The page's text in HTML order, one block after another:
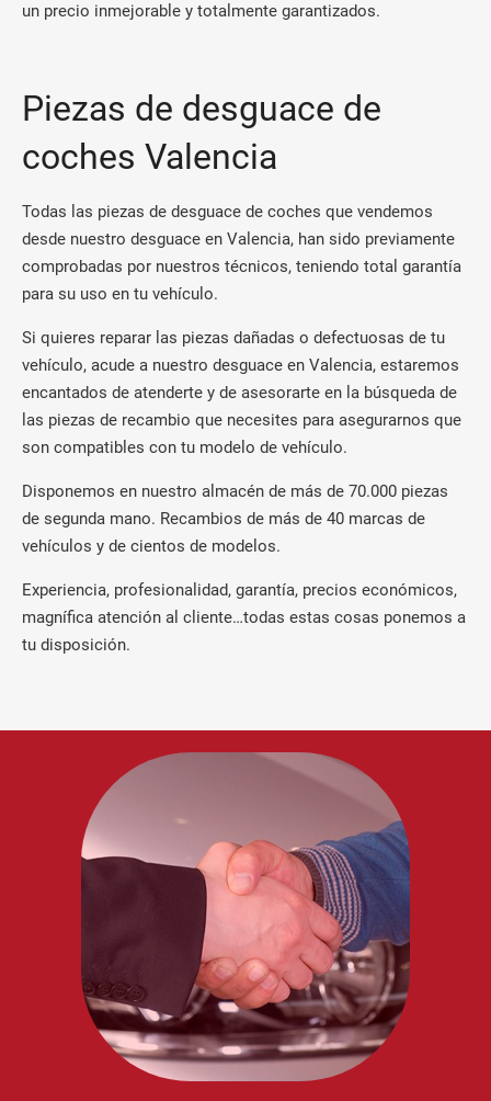
un precio inmejorable y totalmente garantizados.
Piezas de desguace de
coches Valencia
Todas las piezas de desguace de coches que vendemos
desde nuestro desguace en Valencia, han sido previamente
comprobadas por nuestros técnicos, teniendo total garantía
para su uso en tu vehículo.
Si quieres reparar las piezas dañadas o defectuosas de tu
vehículo, acude a nuestro desguace en Valencia, estaremos
encantados de atenderte y de asesorarte en la búsqueda de
las piezas de recambio que necesites para asegurarnos que
son compatibles con tu modelo de vehículo.
Disponemos en nuestro almacén de más de 70.000 piezas
de segunda mano. Recambios de más de 40 marcas de
vehículos y de cientos de modelos.
Experiencia, profesionalidad, garantía, precios económicos,
magnífica atención al cliente…todas estas cosas ponemos a
tu disposición.